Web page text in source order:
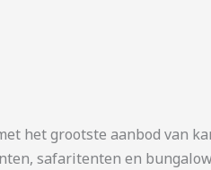
het grootste aanbod van
safaritenten en